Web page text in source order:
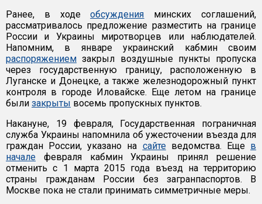
Ранее, в ходеобсуждения минских соглашений,
рассматривалось предложение разместить на границе
России и Украины миротворцев или наблюдателей.
Напомним, в январе украинский кабмин своим
распоряжением закрыл воздушные пункты пропуска
через государственную границу, расположенную в
Луганске и Донецке, а также железнодорожный пункт
контроля в городе Иловайске. Еще летом на границе
были закрыты восемь пропускных пунктов.
Накануне, 19 февраля, Государственная пограничная
служба Украины напомнила об ужесточении въезда для
граждан России, указано на сайтеведомства. Еще в
начале февраля кабмин Украины принял решение
отменить с 1 марта 2015 года въезд на территорию
страны гражданам России без загранпаспортов. В
Москве пока не стали принимать симметричные меры.